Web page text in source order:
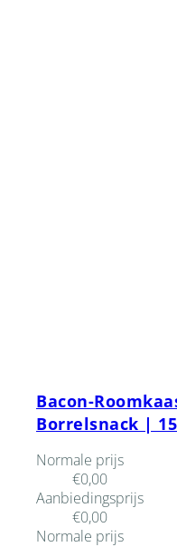
Bacon-
Borrelsnack |
Normale prijs
€0,00
Aanbiedingsprijs
€0,00
Normale prijs